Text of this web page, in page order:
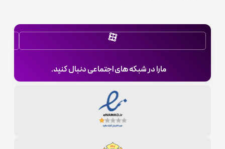
مارا در شبکه های اجتماعی دنبال کنید.